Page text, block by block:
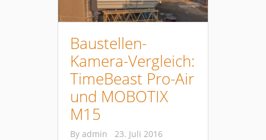
Baustellen-
Kamera-Vergleich:
TimeBeast Pro-Air
und MOBOTIX
M15
By admin 23. Juli 2016